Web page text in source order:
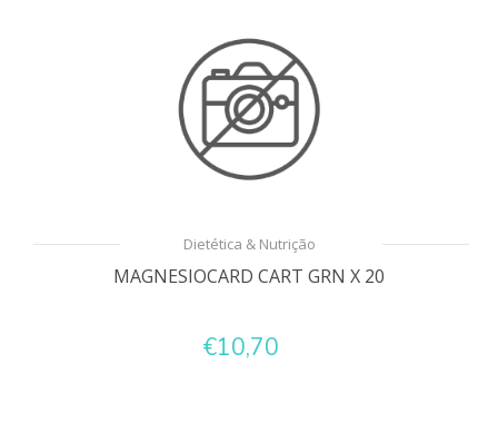
Dietética & Nutrição
MAGNESIOCARD CART GRN X 20
€10,70